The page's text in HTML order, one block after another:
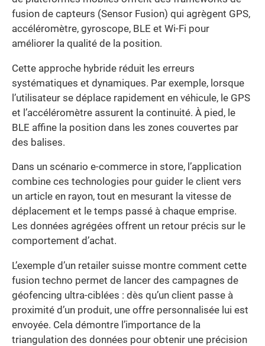
fusion de capteurs (Sensor Fusion) qui agrègent GPS,
accéléromètre, gyroscope, BLE et Wi-Fi pour
améliorer la qualité de la position.
Cette approche hybride réduit les erreurs
systématiques et dynamiques. Par exemple, lorsque
l’utilisateur se déplace rapidement en véhicule, le GPS
et l’accéléromètre assurent la continuité. À pied, le
BLE affine la position dans les zones couvertes par
des balises.
Dans un scénario e-commerce in store, l’application
combine ces technologies pour guider le client vers
un article en rayon, tout en mesurant la vitesse de
déplacement et le temps passé à chaque emprise.
Les données agrégées offrent un retour précis sur le
comportement d’achat.
L’exemple d’un retailer suisse montre comment cette
fusion techno permet de lancer des campagnes de
géofencing ultra-ciblées : dès qu’un client passe à
proximité d’un produit, une offre personnalisée lui est
envoyée. Cela démontre l’importance de la
triangulation des données pour obtenir une précision